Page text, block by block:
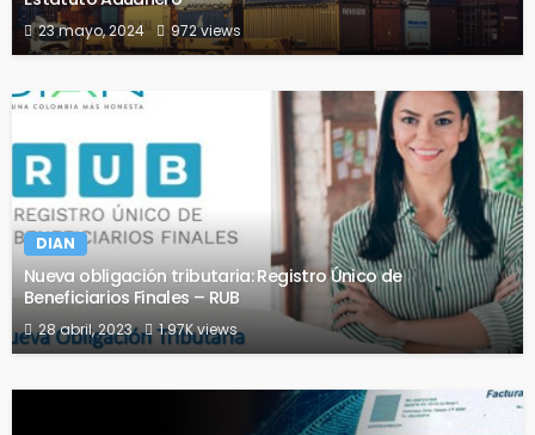
23 mayo, 2024 972 views
DIAN
Nueva obligación tributaria: Registro Único de
Beneficiarios Finales – RUB
28 abril, 2023 1.97K views